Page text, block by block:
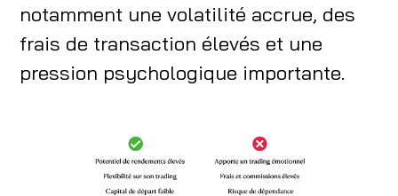
notamment une volatilité accrue, des
frais de transaction élevés et une
pression psychologique importante.